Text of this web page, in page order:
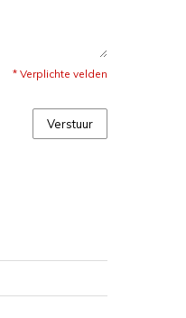
* Verplichte velden
Verstuur